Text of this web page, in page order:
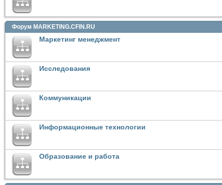
Форум MARKETING.CFIN.RU
Маркетинг менеджмент
Исследования
Коммуникации
Информационные технологии
Образование и работа